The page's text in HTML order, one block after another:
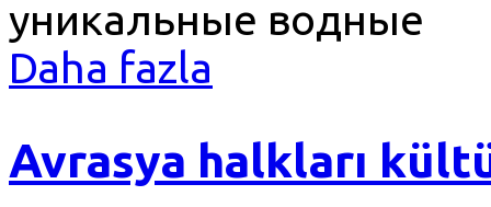
уникальные водные
Daha fazla
Avrasya halkları